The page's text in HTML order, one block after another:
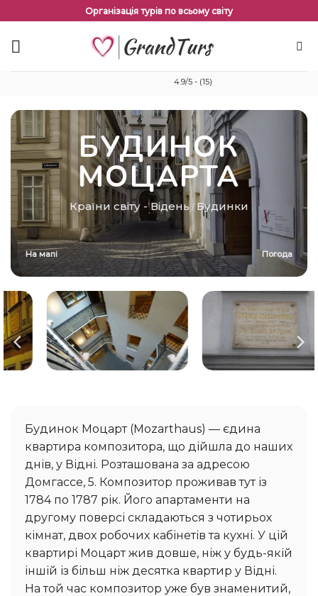
змісту
Організація турів по всьому світу
4.9/5 - (15)
БУДИНОК
МОЦАРТА
Країни світу -Відень / Будинки
На мапі Погода
Будинок Моцарт (Mozarthaus) — єдина
квартира композитора, що дійшла до наших
днів, у Відні. Розташована за адресою
Домгассе, 5. Композитор проживав тут із
1784 по 1787 рік. Його апартаменти на
другому поверсі складаються з чотирьох
кімнат, двох робочих кабінетів та кухні. У цій
квартирі Моцарт жив довше, ніж у будь-якій
іншій із більш ніж десятка квартир у Відні.
На той час композитор уже був знаменитий,